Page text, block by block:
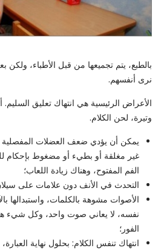
بالطبع، يتم تجميعها من قبل الأطباء،
نرى أنفسهم.
الأعراض الرئيسية هي انتهاك تعليق
وتيرة، لحن الكلام.
يمكن أن يؤدي ضعف العضلات المفصلية
غير مغلقة أو بطيء أو مضغوط بإحكام
الفم المفتوح، وهناك زيادة اللعاب؛
التحدث في الأنف دون علامات على سيلان
الأصوات مشوهة بالكلمات، واستبدالها
نفسه، لا يعاني صوت واحد، وكل شيء
الفور؛
انتهاك تنفس الكلام: بحلول نهاية